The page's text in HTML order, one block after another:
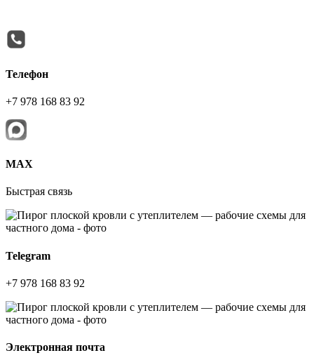
Телефон
+7 978 168 83 92
МАХ
Быстрая связь
Telegram
+7 978 168 83 92
Электронная почта